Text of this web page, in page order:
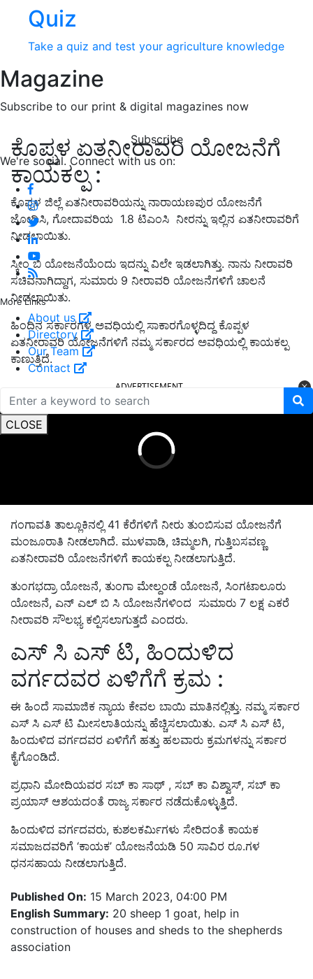
Quiz
Take a quiz and test your agriculture knowledge
Magazine
Subscribe to our print & digital magazines now
Subscribe
We're social. Connect with us on:
More Links
About us
Directory
Our Team
Contact
CLOSE
ಕೊಪ್ಪಳ ಏತನೀರಾವರಿ ಯೋಜನೆಗೆ
ಕಾಯಕಲ್ಪ :
ಕೊಪ್ಪಳ ಜಿಲ್ಲೆ ಏತನೀರಾವರಿಯನ್ನು ನಾರಾಯಣಪುರ ಯೋಜನೆಗೆ
ಜೋಡಿಸಿ, ಗೋದಾವರಿಯ 1.8 ಟಿಎಂಸಿ ನೀರನ್ನು ಇಲ್ಲಿನ ಏತನೀರಾವರಿಗೆ
ನೀಡಲಾಯಿತು.
ಸ್ಕೀಂ ಬಿ ಯೋಜನೆಯೆಂದು ಇದನ್ನು ವಿಲೇ ಇಡಲಾಗಿತ್ತು. ನಾನು ನೀರಾವರಿ
ಸಚಿವನಾಗಿದ್ದಾಗ, ಸುಮಾರು 9 ನೀರಾವರಿ ಯೋಜನೆಗಳಿಗೆ ಚಾಲನೆ
ನೀಡಲಾಯಿತು.
ಹಿಂದಿನ ಸರ್ಕಾರಗಳ ಅವಧಿಯಲ್ಲಿ ಸಾಕಾರಗೊಳ್ಳದಿದ್ದ ಕೊಪ್ಪಳ
ಏತನೀರಾವರಿ ಯೋಜನೆಗಳಿಗೆ ನಮ್ಮ ಸರ್ಕಾರದ ಅವಧಿಯಲ್ಲಿ ಕಾಯಕಲ್ಪ
ಕಾಣುತ್ತಿದೆ.
ADVERTISEMENT
ಗಂಗಾವತಿ ತಾಲ್ಲೂಕಿನಲ್ಲಿ 41 ಕೆರೆಗಳಿಗೆ ನೀರು ತುಂಬಿಸುವ ಯೋಜನೆಗೆ
ಮಂಜೂರಾತಿ ನೀಡಲಾಗಿದೆ. ಮುಳವಾಡಿ, ಚಿಮ್ಮಲಗಿ, ಗುತ್ತಿಬಸವಣ್ಣ
ಏತನೀರಾವರಿ ಯೋಜನೆಗಳಿಗೆ ಕಾಯಕಲ್ಪ ನೀಡಲಾಗುತ್ತಿದೆ.
ತುಂಗಭದ್ರಾ ಯೋಜನೆ, ತುಂಗಾ ಮೇಲ್ದಂಡೆ ಯೋಜನೆ, ಸಿಂಗಟಾಲೂರು
ಯೋಜನೆ, ಎನ್ ಎಲ್ ಬಿ ಸಿ ಯೋಜನೆಗಳಿಂದ ಸುಮಾರು 7 ಲಕ್ಷ ಎಕರೆ
ನೀರಾವರಿ ಸೌಲಭ್ಯ ಕಲ್ಪಿಸಲಾಗುತ್ತದೆ ಎಂದರು.
ಎಸ್ ಸಿ ಎಸ್ ಟಿ, ಹಿಂದುಳಿದ
ವರ್ಗದವರ ಏಳಿಗೆಗೆ ಕ್ರಮ :
ಈ ಹಿಂದೆ ಸಾಮಾಜಿಕ ನ್ಯಾಯ ಕೇವಲ ಬಾಯಿ ಮಾತಿನಲ್ಲಿತ್ತು. ನಮ್ಮ ಸರ್ಕಾರ
ಎಸ್ ಸಿ ಎಸ್ ಟಿ ಮೀಸಲಾತಿಯನ್ನು ಹೆಚ್ಚಿಸಲಾಯಿತು. ಎಸ್ ಸಿ ಎಸ್ ಟಿ,
ಹಿಂದುಳಿದ ವರ್ಗದವರ ಏಳಿಗೆಗೆ ಹತ್ತು ಹಲವಾರು ಕ್ರಮಗಳನ್ನು ಸರ್ಕಾರ
ಕೈಗೊಂಡಿದೆ.
ಪ್ರಧಾನಿ ಮೋದಿಯವರ ಸಬ್ ಕಾ ಸಾಥ್ , ಸಬ್ ಕಾ ವಿಶ್ವಾಸ್, ಸಬ್ ಕಾ
ಪ್ರಯಾಸ್ ಆಶಯದಂತೆ ರಾಜ್ಯ ಸರ್ಕಾರ ನಡೆದುಕೊಳ್ಳುತ್ತಿದೆ.
ಹಿಂದುಳಿದ ವರ್ಗದವರು, ಕುಶಲಕರ್ಮಿಗಳು ಸೇರಿದಂತೆ ಕಾಯಕ
ಸಮಾಜದವರಿಗೆ ‘ಕಾಯಕ’ ಯೋಜನೆಯಡಿ 50 ಸಾವಿರ ರೂ.ಗಳ
ಧನಸಹಾಯ ನೀಡಲಾಗುತ್ತಿದೆ.
Published On: 15 March 2023, 04:00 PM
English Summary: 20 sheep 1 goat, help in
construction of houses and sheds to the shepherds
association